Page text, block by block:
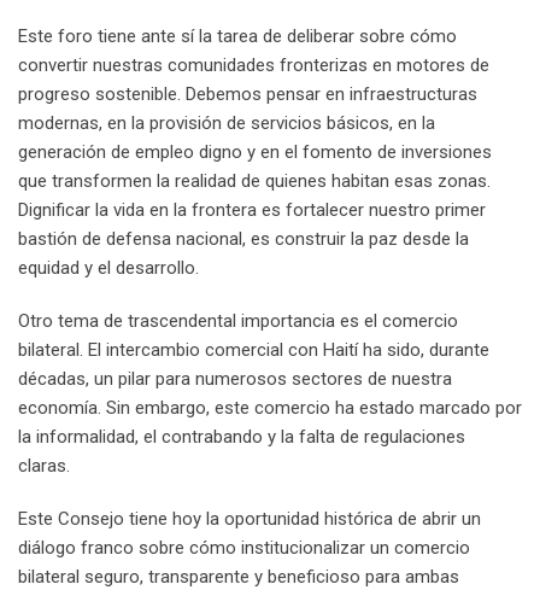
Este foro tiene ante sí la tarea de deliberar sobre cómo
convertir nuestras comunidades fronterizas en motores de
progreso sostenible. Debemos pensar en infraestructuras
modernas, en la provisión de servicios básicos, en la
generación de empleo digno y en el fomento de inversiones
que transformen la realidad de quienes habitan esas zonas.
Dignificar la vida en la frontera es fortalecer nuestro primer
bastión de defensa nacional, es construir la paz desde la
equidad y el desarrollo.
Otro tema de trascendental importancia es el comercio
bilateral. El intercambio comercial con Haití ha sido, durante
décadas, un pilar para numerosos sectores de nuestra
economía. Sin embargo, este comercio ha estado marcado por
la informalidad, el contrabando y la falta de regulaciones
claras.
Este Consejo tiene hoy la oportunidad histórica de abrir un
diálogo franco sobre cómo institucionalizar un comercio
bilateral seguro, transparente y beneficioso para ambas